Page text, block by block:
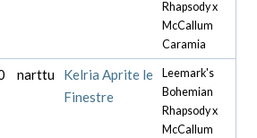
Rhapsody x
McCallum
Caramia
narttu
Kelria Aprite le
Finestre
Leemark's
Bohemian
Rhapsody x
McCallum